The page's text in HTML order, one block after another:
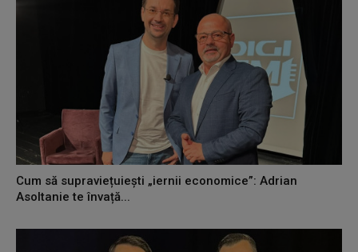
Cum să supraviețuiești „iernii economice”: Adrian
Asoltanie te învață...